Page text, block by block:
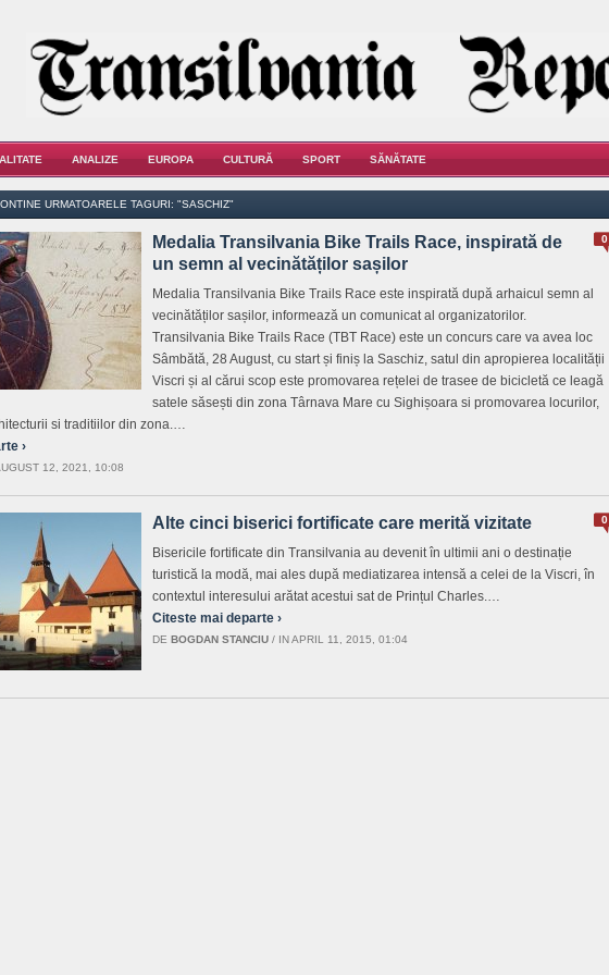
ANALIZE EUROPA CULTURĂ SPORT SĂNĂTATE
URMATOARELE TAGURI: "SASCHIZ"
0
Medalia Transilvania Bike Trails Race, inspirată de
un semn al vecinătăților sașilor
Medalia Transilvania Bike Trails Race este inspirată după arhaicul semn al
vecinătăților sașilor, informează un comunicat al organizatorilor.
Transilvania Bike Trails Race (TBT Race) este un concurs care va avea loc
Sâmbătă, 28 August, cu start și finiș la Saschiz, satul din apropierea localității
Viscri și al cărui scop este promovarea rețelei de trasee de bicicletă ce leagă
satele săsești din zona Târnava Mare cu Sighișoara si promovarea locurilor,
si traditiilor din zona.…
›
12, 2021, 10:08
0
Alte cinci biserici fortificate care merită vizitate
Bisericile fortificate din Transilvania au devenit în ultimii ani o destinație
turistică la modă, mai ales după mediatizarea intensă a celei de la Viscri, în
contextul interesului arătat acestui sat de Prințul Charles.…
Citeste mai departe ›
DE BOGDAN STANCIU / IN APRIL 11, 2015, 01:04